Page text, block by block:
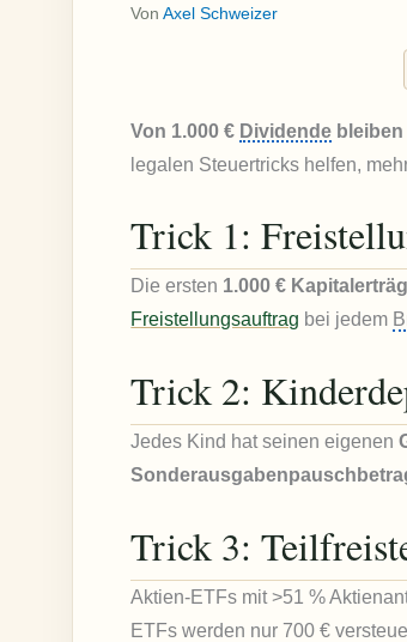
VonAxel Schweizer
Von 1.000 € Dividende
legalen Steuertricks helfen,
Trick 1:
Die ersten 1.000 €
Freistellungsauftrag bei jedem
Trick 2:
Jedes Kind hat seinen eigenen
Trick 3:
Aktien-ETFs mit >51 %
ETFs werden nur 700 €